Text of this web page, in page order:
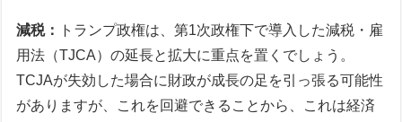
減税：
トランプ政権は、第1次政権下で導入した減税・雇
用法（TJCA）の延長と拡大に重点を置くでしょう。
TCJAが失効した場合に財政が成長の足を引っ張る可能性
がありますが、これを回避できることから、これは経済